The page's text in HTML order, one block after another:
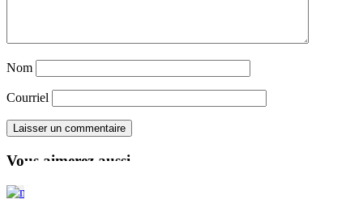
Nom
Courriel
Vous aimerez aussi ...